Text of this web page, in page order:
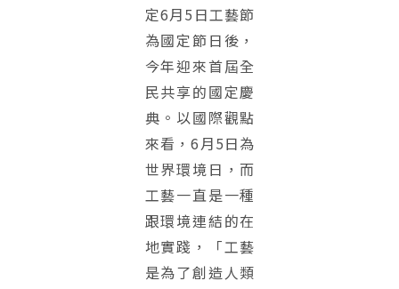
定6月5日工藝節
為國定節日後，
今年迎來首屆全
民共享的國定慶
典。以國際觀點
來看，6月5日為
世界環境日，而
工藝一直是一種
跟環境連結的在
地實踐，「工藝
是為了創造人類